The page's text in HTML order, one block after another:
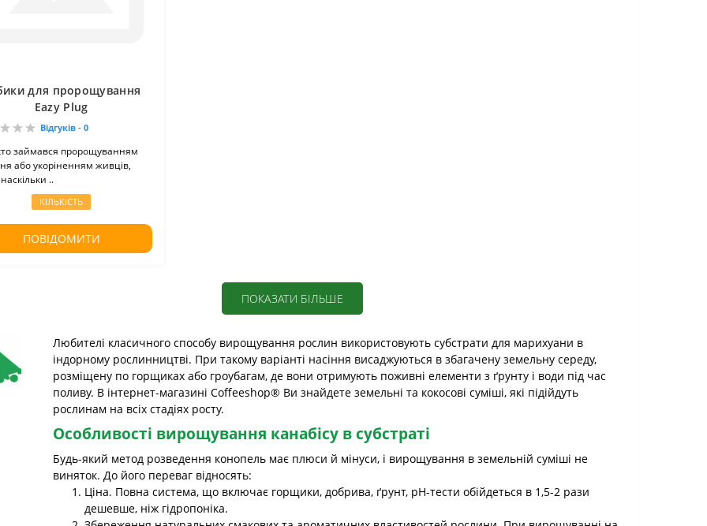
для пророщування
Eazy Plug
Відгуків - 0
займався пророщуванням
або укоріненням живців,
..
КІЛЬКІСТЬ
ПОВІДОМИТИ
ПОКАЗАТИ БІЛЬШЕ
Любителі класичного способу вирощування рослин використовують субстрати для марихуани в
індорному рослинництві. При такому варіанті насіння висаджуються в збагачену земельну середу,
розміщену по горщиках або гроубагам, де вони отримують поживні елементи з ґрунту і води під час
поливу. В інтернет-магазині Coffeeshop® Ви знайдете земельні та кокосові суміші, які підійдуть
рослинам на всіх стадіях росту.
Особливості вирощування канабісу в субстраті
Будь-який метод розведення конопель має плюси й мінуси, і вирощування в земельній суміші не
виняток. До його переваг відносять:
Ціна. Повна система, що включає горщики, добрива, ґрунт, pH-тести обійдеться в 1,5-2 рази
дешевше, ніж гідропоніка.